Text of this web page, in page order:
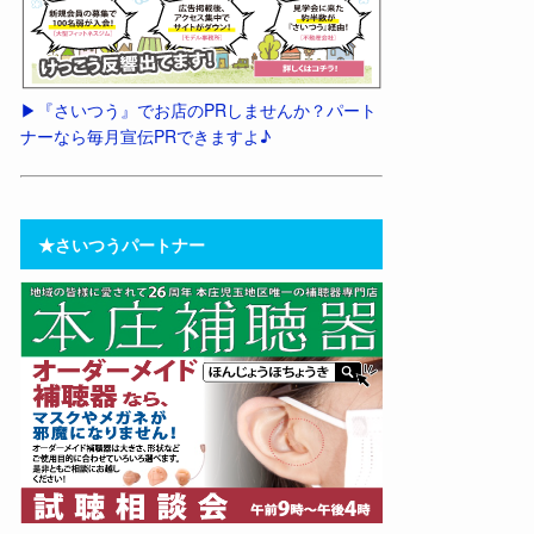
▶︎『さいつう』でお店のPRしませんか？パート
ナーなら毎月宣伝PRできますよ♪
★さいつうパートナー